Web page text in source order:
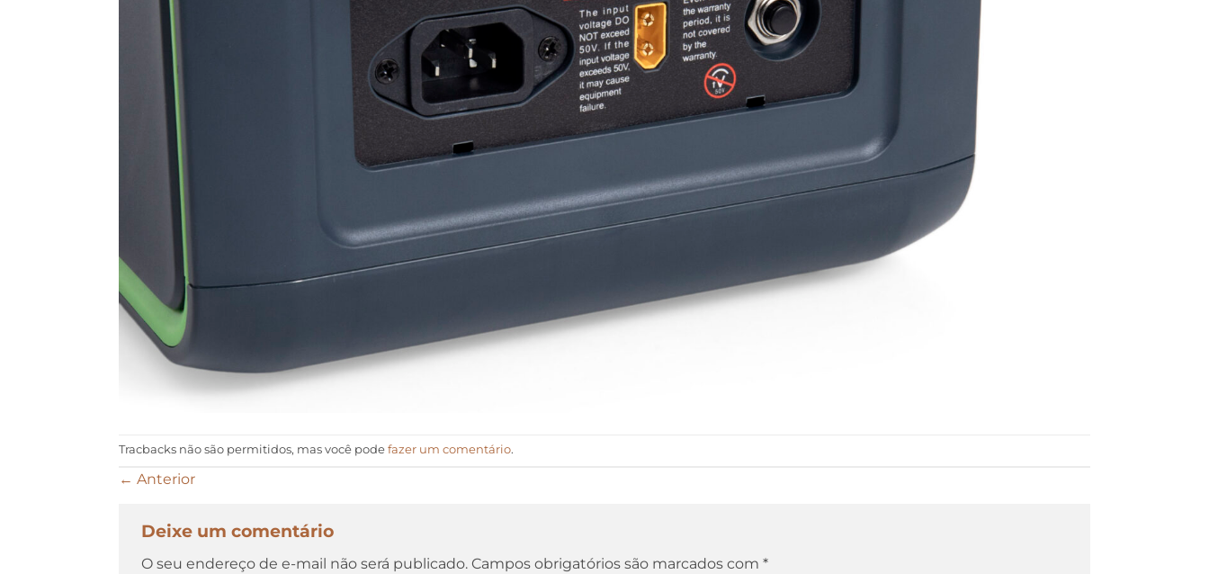
Tracbacks não são permitidos, mas você pode fazer um comentário.
← Anterior
Deixe um comentário
O seu endereço de e-mail não será publicado. Campos obrigatórios são marcados com *